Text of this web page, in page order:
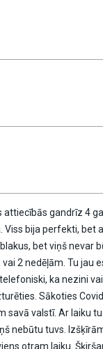
attiecībās gandrīz 4
Viss bija perfekti, bet
bet viņš nevar
2 nedēļām. Tu jau
ka nezini
Sākoties
savā valstī. Ar laiku
nebūtu tuvs.
otram laiku.